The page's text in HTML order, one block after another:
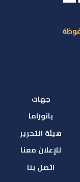
جهات
بانوراما
هيئة التحرير
للإعلان معنا
اتصل بنا